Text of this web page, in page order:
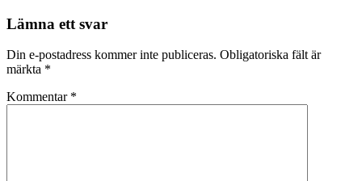
Lämna ett svar
Din e-postadress kommer inte publiceras. Obligatoriska fält är
märkta *
Kommentar *